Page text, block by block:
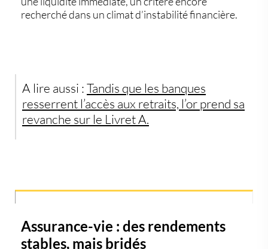
recherché dans un climat d’instabilité financière.
A lire aussi :Tandis que les banques
resserrent l’accès aux retraits, l’or prend sa
revanche sur le Livret A.
Assurance-vie : des rendements
stables, mais bridés